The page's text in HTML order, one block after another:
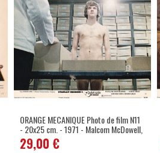
ORANGE MECANIQUE Photo de film N11
- 20x25 cm. - 1971 - Malcom McDowell,
Stanley Kubrick
29,00 €